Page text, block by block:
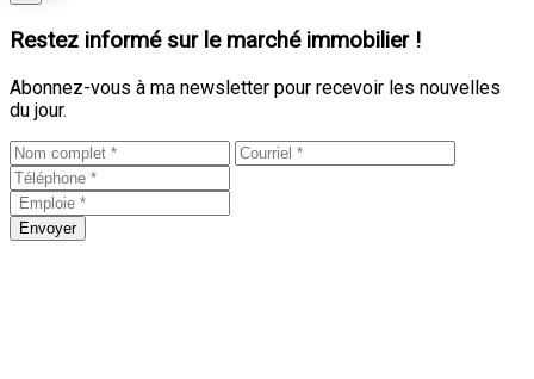
Restez informé sur le marché immobilier !
Abonnez-vous à ma newsletter pour recevoir les nouvelles
du jour.
Envoyer